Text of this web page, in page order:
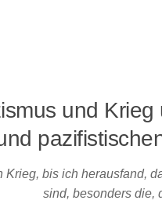
und Krieg
Krieg, bis ich herausfand,
sind, besonders die,